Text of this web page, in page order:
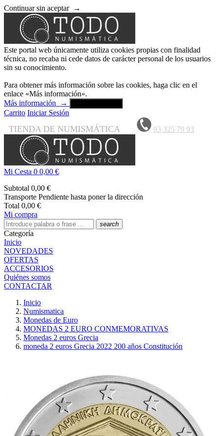
Continuar sin aceptar →
Este portal web únicamente utiliza cookies propias con finalidad
técnica, no recaba ni cede datos de carácter personal de los usuarios
sin su conocimiento.
Para obtener más información sobre las cookies, haga clic en el
enlace «Más información».
Más información
→
Carrito Iniciar Sesión
TIENDA DE NUMISMÁTICA 93 325 79 93
Mi Cesta 0 0,00 €
Subtotal 0,00 €
Transporte Pendiente hasta poner la dirección
Total 0,00 €
Mi compra
search
Categoría
Inicio
NOVEDADES
OFERTAS
ACCESORIOS
Quiénes somos
CONTACTAR
Inicio
Numismatica
Monedas de Euro
MONEDAS 2 EURO CONMEMORATIVAS
Monedas 2 euros Grecia
moneda 2 euros Grecia 2022 200 años Constitución